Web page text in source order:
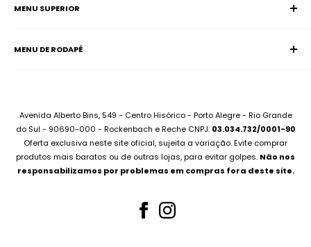
SAC (Serviço de Atendimento ao Consumidor)
Whatsapp:(51) 99227-3667
MENU SUPERIOR
Notebooks
Montamos seu PC
Compramos seu Notebook
Bateria Notebook
Fonte Notebook
MENU DE RODAPÉ
Sobre Assistência Técnica
Para Empresas
Canal no Youtube
Avenida Alberto Bins, 549 - Centro Hisórico - Porto Alegre - Rio Grande
do Sul - 90690-000 - Rockenbach e Reche CNPJ: 03.034.732/0001-90
Oferta exclusiva neste site oficial, sujeita a variação. Evite comprar
produtos mais baratos ou de outras lojas, para evitar golpes. Não nos
responsabilizamos por problemas em compras fora deste site.